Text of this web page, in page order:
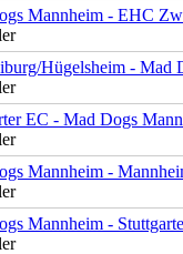
Mannheim - EHC
Hügelsheim - Mad
EC - Mad Dogs
Mannheim -
Mannheim -